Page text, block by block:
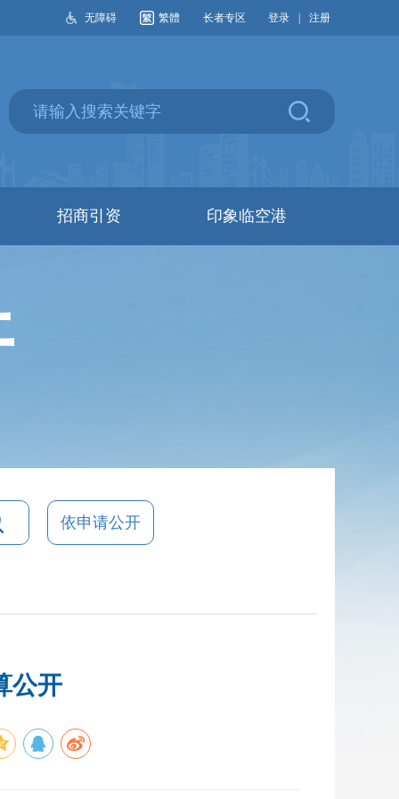
无障碍 繁體 长者专区 登录 注册
招商引资 印象临空港
依申请公开
公开